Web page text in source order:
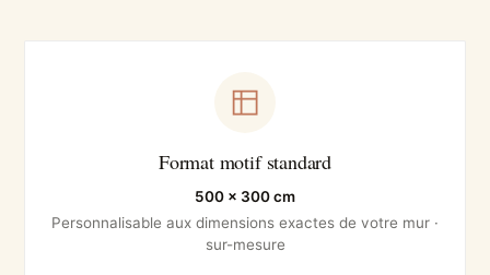
Format motif standard
500 × 300 cm
Personnalisable aux dimensions exactes de votre mur ·
sur-mesure